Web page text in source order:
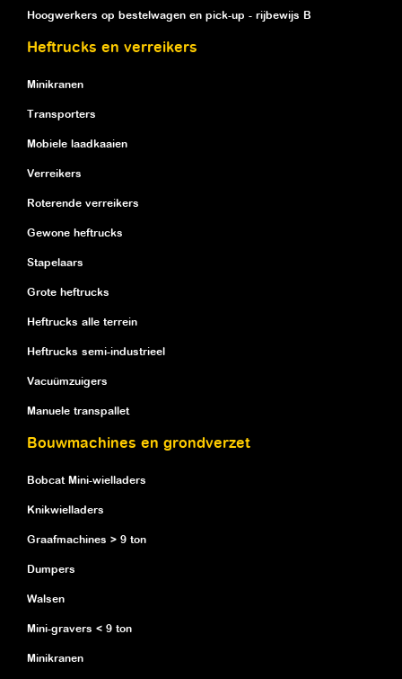
Hoogwerkers op bestelwagen en pick-up - rijbewijs B
Heftrucks en verreikers
Minikranen
Transporters
Mobiele laadkaaien
Verreikers
Roterende verreikers
Gewone heftrucks
Stapelaars
Grote heftrucks
Heftrucks alle terrein
Heftrucks semi-industrieel
Vacuümzuigers
Manuele transpallet
Bouwmachines en grondverzet
Bobcat Mini-wielladers
Knikwielladers
Graafmachines > 9 ton
Dumpers
Walsen
Mini-gravers < 9 ton
Minikranen